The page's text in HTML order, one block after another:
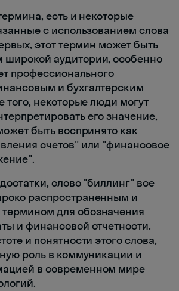
есть и некоторые
с использованием слова
этот термин может быть
широкой аудитории, особенно
профессионального
и бухгалтерским
того, некоторые люди могут
его значение,
быть воспринято как
счетов" или "финансовое
слово "биллинг" все
распространенным и
для обозначения
и финансовой отчетности.
и понятности этого слова,
роль в коммуникации и
в современном мире